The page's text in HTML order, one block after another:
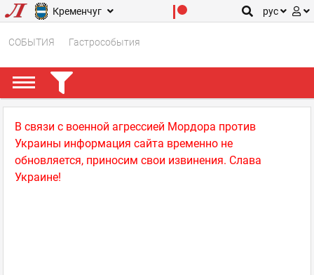
Кременчуг рус
СОБЫТИЯ Гастрособытия
В связи с военной агрессией Мордора против
Украины информация сайта временно не
обновляется, приносим свои извинения. Слава
Украине!